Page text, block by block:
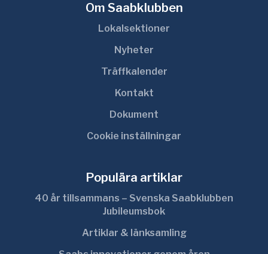
Om Saabklubben
Lokalsektioner
Nyheter
Träffkalender
Kontakt
Dokument
Cookie inställningar
Populära artiklar
40 år tillsammans – Svenska Saabklubben
Jubileumsbok
Artiklar & länksamling